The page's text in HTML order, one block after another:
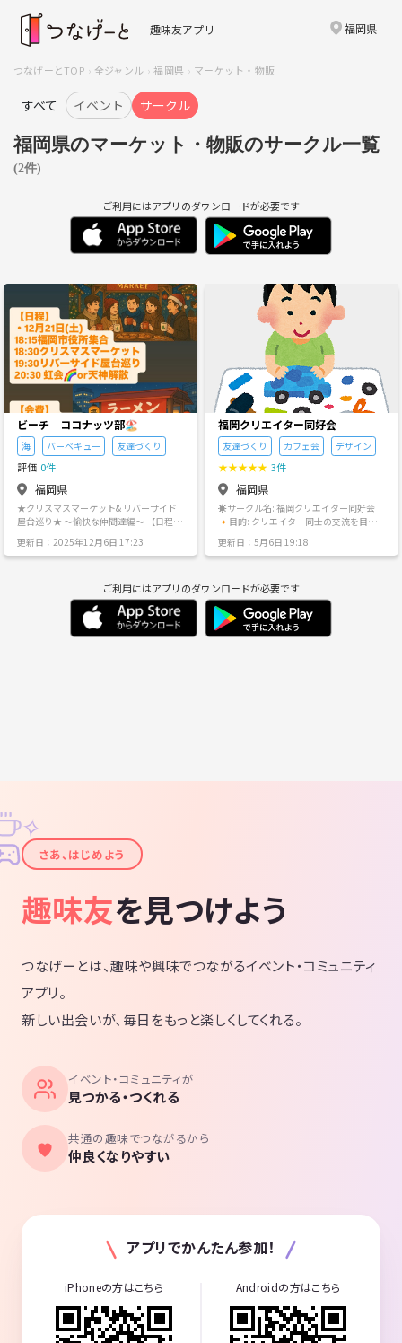
趣味友アプリ 福岡県
つなげーとTOP 全ジャンル 福岡県 マーケット・物販
すべて イベント サークル
福岡県のマーケット・物販のサークル一覧
(2件)
ご利用にはアプリのダウンロードが必要です
ビーチ ココナッツ部🏖️
海 バーベキュー 友達づくり
評価 0件
福岡県
★クリスマスマーケット& リバーサイド
屋台巡り★ 〜愉快な仲間達編〜 【日程】
0クリスマスマーケット 19:30リバーサイ
ド屋台巡り 20:30 虹会🌈or天神解散
込み締め切り】 ・12月18日(水) 真夏の
🇮🇹。地中海をぐるっと1周🌺 海大好きさ
ん集合🏖️月1活動。 常夏🥥求めて九州、
福岡の海へ♪ グルメ、BBQ、マリンスポ
更新日：2025年12月6日 17:23
福岡クリエイター同好会
友達づくり カフェ会 デザイン
★★★★★ 3件
福岡県
☀️サークル名: 福岡クリエイター同好会
🔸目的: クリエイター同士の交流を目的
と友達になりたい！ 他のクリエイターの
活動内容を知りたい！ 一緒に作品を作
けれど何か作品を作りたい！ そんな方に
オープンな場所を提供したいと思いこの
サークルを作りました！ 興味のある方は
DMください！🙇‍♀️ 🔸クリエイターについ
加者が皆楽しく過ごせるように以下の項
目の行為を禁止しています。 ・宗教、ML
M、ビジネス等の勧誘、営業 ・ナンパ行
更新日：5月6日 19:18
ご利用にはアプリのダウンロードが必要です
✦
✧
さあ、はじめよう
趣味友を見つけよう
つなげーとは、趣味や興味でつながるイベント・コミュニティ
アプリ。
新しい出会いが、毎日をもっと楽しくしてくれる。
イベント・コミュニティが
見つかる・つくれる
共通の趣味でつながるから
仲良くなりやすい
アプリでかんたん参加！
iPhoneの方はこちら Androidの方はこちら